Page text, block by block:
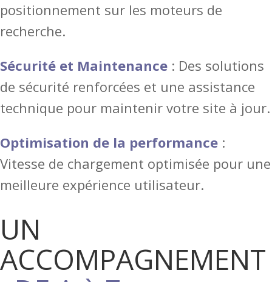
positionnement sur les moteurs de
recherche.
Sécurité et Maintenance : Des solutions
de sécurité renforcées et une assistance
technique pour maintenir votre site à jour.
Optimisation de la performance :
Vitesse de chargement optimisée pour une
meilleure expérience utilisateur.
UN
ACCOMPAGNEMENT